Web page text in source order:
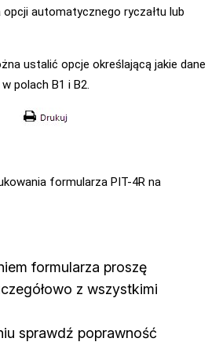
automatycznego ryczałtu lub
ustalić opcje określającą jakie dane
polach B1 i B2.
formularza PIT-4R na
formularza proszę
z wszystkimi
sprawdź poprawność